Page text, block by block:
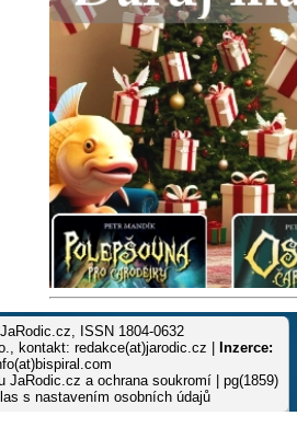
ISSN 1804-0632
kontakt: redakce(at)jarodic.cz |
Inzerce:
JaRodic.cz a ochrana soukromí | pg(1859)
s nastavením osobních údajů